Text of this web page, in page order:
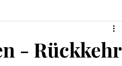
- Rückkehr